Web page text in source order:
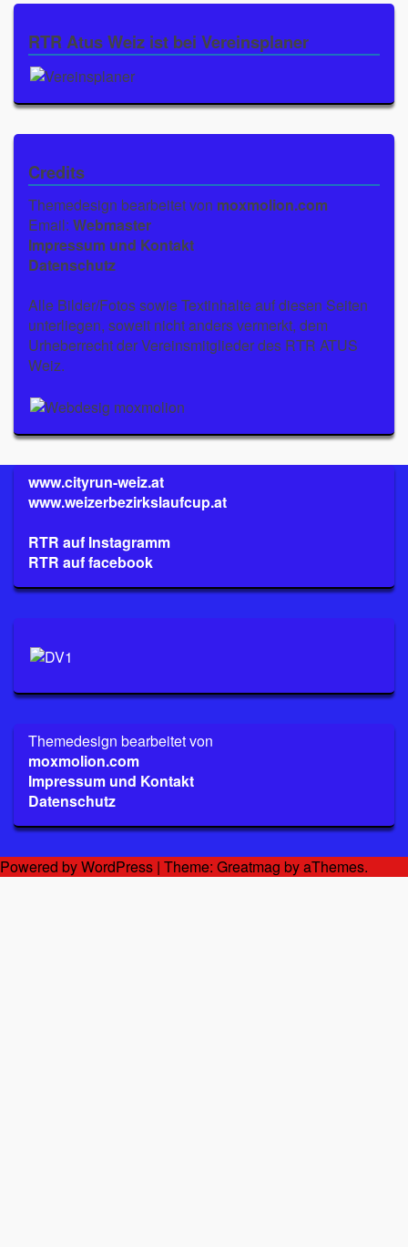
RTR Atus Weiz ist bei Vereinsplaner
Credits
Themedesign bearbeitet von moxmolion.com
Email: Webmaster
Impressum und Kontakt
Datenschutz
Alle Bilder/Fotos sowie Textinhalte auf diesen Seiten
unterliegen, soweit nicht anders vermerkt, dem
Urheberrecht der Vereinsmitglieder des RTR ATUS
Weiz.
www.cityrun-weiz.at
www.weizerbezirkslaufcup.at
RTR auf Instagramm
RTR auf facebook
Themedesign bearbeitet von
moxmolion.com
Impressum und Kontakt
Datenschutz
Powered by WordPress | Theme: Greatmag by aThemes.